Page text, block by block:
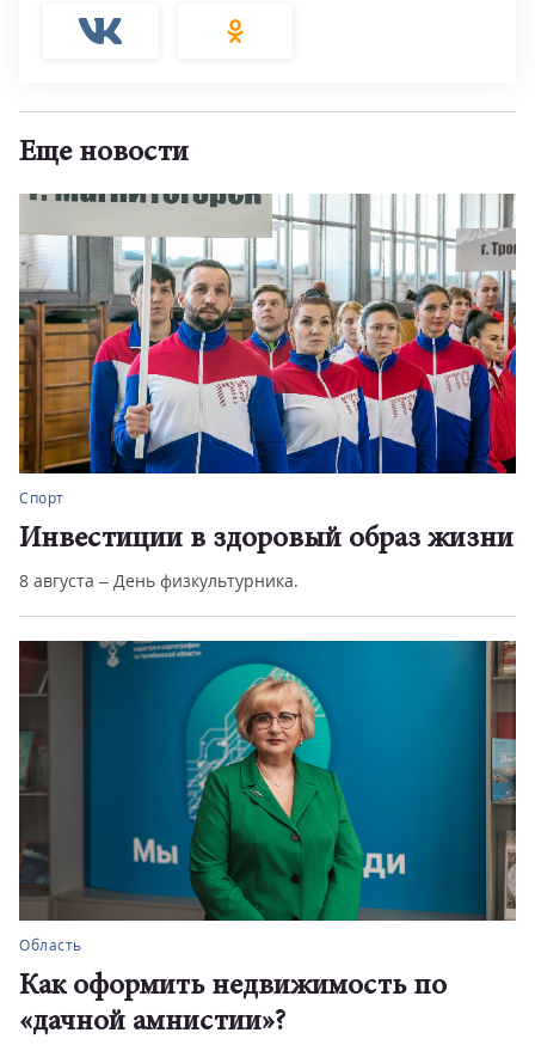
Еще новости
Спорт
Инвестиции в здоровый образ жизни
8 августа – День физкультурника.
Область
Как оформить недвижимость по
«дачной амнистии»?